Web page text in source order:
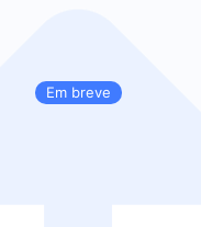
Em breve